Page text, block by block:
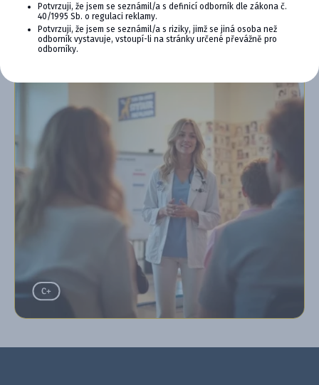
Zjistit více o programu PLUS
Potvrzuji, že jsem se seznámil/a s definicí odborník dle zákona č.
40/1995 Sb. o regulaci reklamy.
Potvrzuji, že jsem se seznámil/a s riziky, jimž se jiná osoba než
odborník vystavuje, vstoupí-li na stránky určené převážně pro
odborníky.